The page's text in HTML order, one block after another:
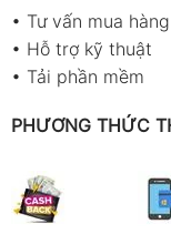
• Tư vấn mua hàng
• Hỗ trợ kỹ thuật
• Tải phần mềm
PHƯƠNG THỨC